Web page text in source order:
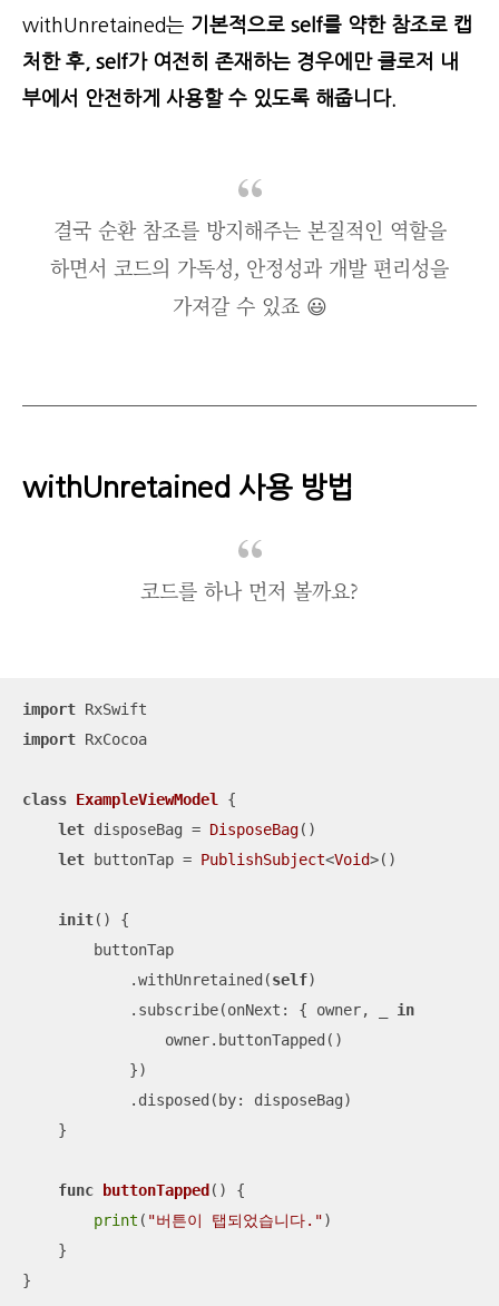
withUnretained는 기본적으로 self를 약한 참조로 캡
처한 후, self가 여전히 존재하는 경우에만 클로저 내
부에서 안전하게 사용할 수 있도록 해줍니다.
결국 순환 참조를 방지해주는 본질적인 역할을
하면서 코드의 가독성, 안정성과 개발 편리성을
가져갈 수 있죠 😃
withUnretained 사용 방법
코드를 하나 먼저 볼까요?
import
import RxCocoa
class ExampleViewModel {
let disposeBag = DisposeBag()
let buttonTap = PublishSubject<Void>()
init()
{
        buttonTap
            .withUnretained(
self)
            .subscribe(onNext: { owner,
in
                owner.buttonTapped()
            })
            .disposed(by: disposeBag)
    }
func buttonTapped ()
{
print ( "버튼이 탭되었습니다.")
    }
}